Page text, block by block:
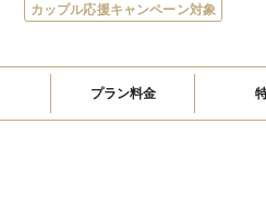
カップル応援キャンペーン対象
プラン料金